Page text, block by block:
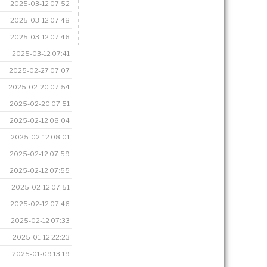
2025-03-12 07:52
2025-03-12 07:48
2025-03-12 07:46
2025-03-12 07:41
2025-02-27 07:07
2025-02-20 07:54
2025-02-20 07:51
2025-02-12 08:04
2025-02-12 08:01
2025-02-12 07:59
2025-02-12 07:55
2025-02-12 07:51
2025-02-12 07:46
2025-02-12 07:33
2025-01-12 22:23
2025-01-09 13:19